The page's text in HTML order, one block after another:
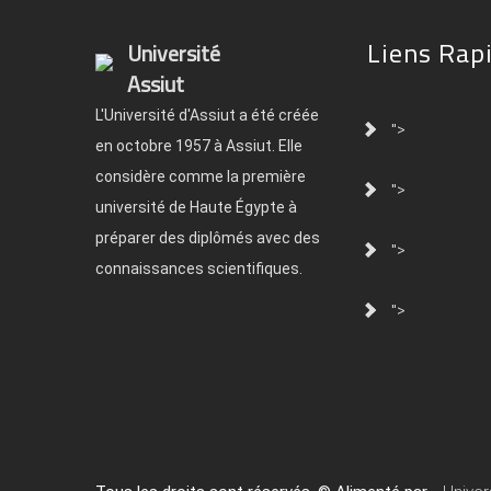
Université
Assiut
L'Université d'Assiut a été créée
en octobre 1957 à Assiut. Elle
considère comme la première
université de Haute Égypte à
préparer des diplômés avec des
connaissances scientifiques.
Liens
">
">
">
">